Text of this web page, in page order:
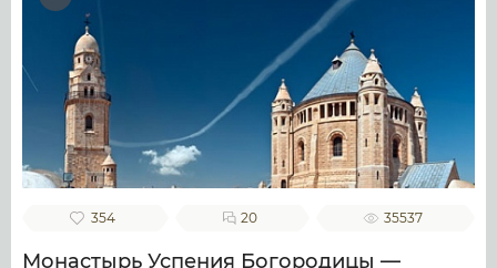
354 20 35537
Монастырь Успения Богородицы —